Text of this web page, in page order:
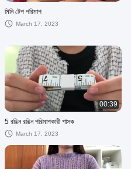
মিনি টেপ পরিমাপ
March 17, 2023
00:39
5 রঙিন রঙিন পরিমাপকারী শাসক
March 17, 2023